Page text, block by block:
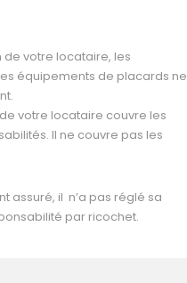
de votre locataire, les
équipements de placards ne
votre locataire couvre les
Il ne couvre pas les
assuré, il n’a pas réglé sa
par ricochet.